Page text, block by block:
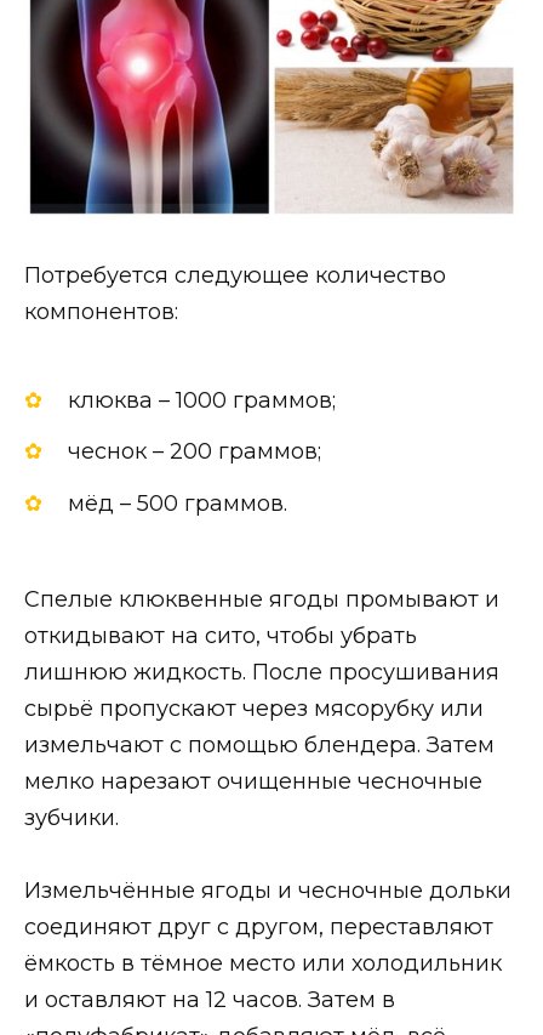
Потребуется следующее количество
компонентов:
клюква – 1000 граммов;
чеснок – 200 граммов;
мёд – 500 граммов.
Спелые клюквенные ягоды промывают и
откидывают на сито, чтобы убрать
лишнюю жидкость. После просушивания
сырьё пропускают через мясорубку или
измельчают с помощью блендера. Затем
мелко нарезают очищенные чесночные
зубчики.
Измельчённые ягоды и чесночные дольки
соединяют друг с другом, переставляют
ёмкость в тёмное место или холодильник
и оставляют на 12 часов. Затем в